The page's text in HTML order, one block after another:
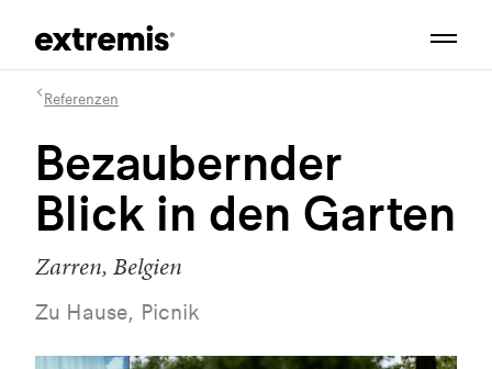
Referenzen
Bezaubernder
Blick in den Garten
Zarren, Belgien
Zu Hause, Picnik